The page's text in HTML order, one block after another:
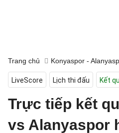
Trang chủ Konyaspor -
LiveScore Lịch thi đấu Kết
Trực tiếp kết
vs Alanyaspor